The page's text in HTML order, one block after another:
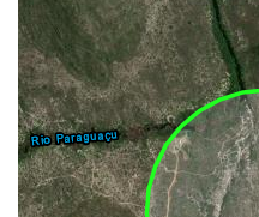
Terras
indígenas
(FUNAI)
UC Federal
UC Estaduais
UC
Municipais